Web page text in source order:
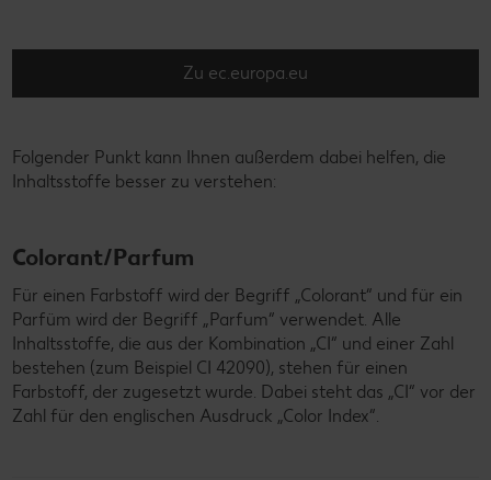
Zu ec.europa.eu
Folgender Punkt kann Ihnen außerdem dabei helfen, die
Inhaltsstoffe besser zu verstehen:
Colorant/Parfum
Für einen Farbstoff wird der Begriff „Colorant“ und für ein
Parfüm wird der Begriff „Parfum“ verwendet. Alle
Inhaltsstoffe, die aus der Kombination „CI“ und einer Zahl
bestehen (zum Beispiel CI 42090), stehen für einen
Farbstoff, der zugesetzt wurde. Dabei steht das „CI“ vor der
Zahl für den englischen Ausdruck „Color Index“.